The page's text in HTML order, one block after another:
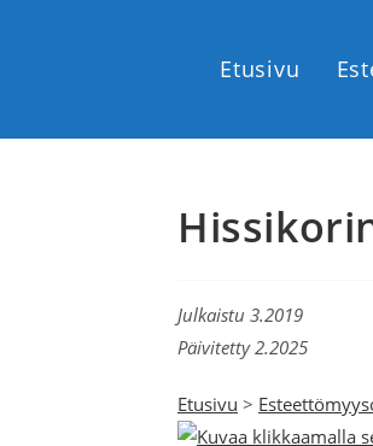
Etusivu
Julkaistu 3.2019
Päivitetty 2.2025
Etusivu >